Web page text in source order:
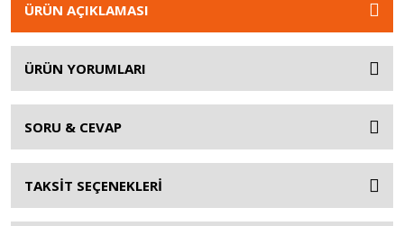
ÜRÜN AÇIKLAMASI
ÜRÜN YORUMLARI
SORU & CEVAP
TAKSİT SEÇENEKLERİ